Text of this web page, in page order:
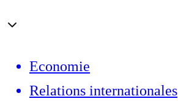
Economie
Relations internationales